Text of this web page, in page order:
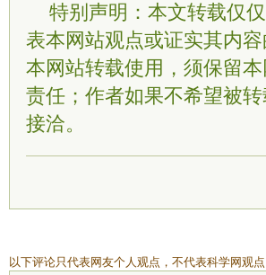
特别声明：本文转载仅
表本网站观点或证实其内
本网站转载使用，须保留
责任；作者如果不希望被
接洽。
以下评论只代表网友个人观点，不代表科学网观点